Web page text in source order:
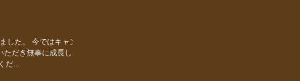
した。 今ではキャンプ
だき無事に成長して
だ...